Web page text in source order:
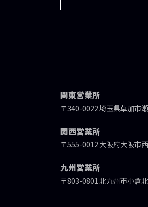
関東営業所
〒340-0022 埼玉県草加市
関西営業所
〒555-0012 大阪府大阪市
九州営業所
〒803-0801 北九州市小倉